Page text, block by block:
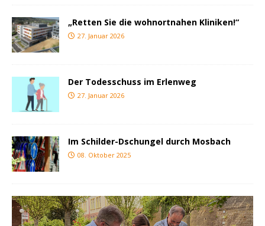
„Retten Sie die wohnortnahen Kliniken!“
27. Januar 2026
Der Todesschuss im Erlenweg
27. Januar 2026
Im Schilder-Dschungel durch Mosbach
08. Oktober 2025